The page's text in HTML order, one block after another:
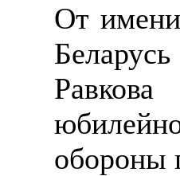
От
обороны